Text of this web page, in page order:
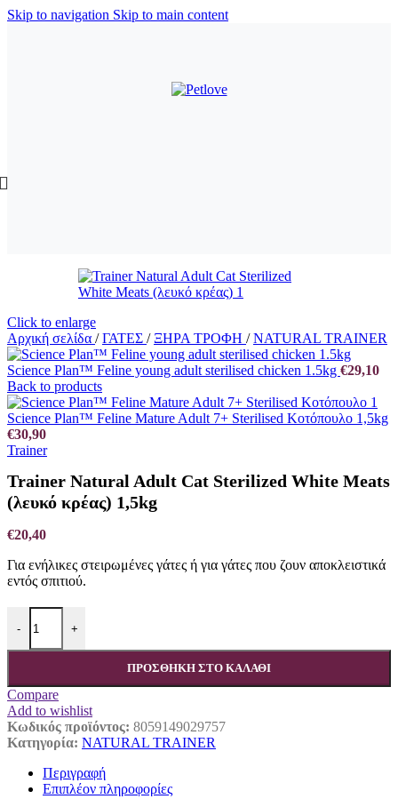
Skip to navigation Skip to main content
Click to enlarge
Αρχική σελίδα / ΓΑΤΕΣ / ΞΗΡΑ ΤΡΟΦΗ / NATURAL TRAINER
Science Plan™ Feline young adult sterilised chicken 1.5kg €29,10
Back to products
Science Plan™ Feline Mature Adult 7+ Sterilised Κοτόπουλο 1,5kg
€30,90
Trainer
Trainer Natural Adult Cat Sterilized White Meats
(λευκό κρέας) 1,5kg
€20,40
Για ενήλικες στειρωμένες γάτες ή για γάτες που ζουν αποκλειστικά
εντός σπιτιού.
-
Trainer Natural Adult Cat Sterilized White Meats (λευκό κρέας)
+
ΠΡΟΣΘΉΚΗ ΣΤΟ ΚΑΛΆΘΙ
Compare
Add to wishlist
Κωδικός προϊόντος: 8059149029757
Κατηγορία: NATURAL TRAINER
Περιγραφή
Επιπλέον πληροφορίες